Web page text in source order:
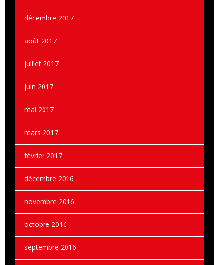
décembre 2017
août 2017
juillet 2017
juin 2017
mai 2017
mars 2017
février 2017
décembre 2016
novembre 2016
octobre 2016
septembre 2016